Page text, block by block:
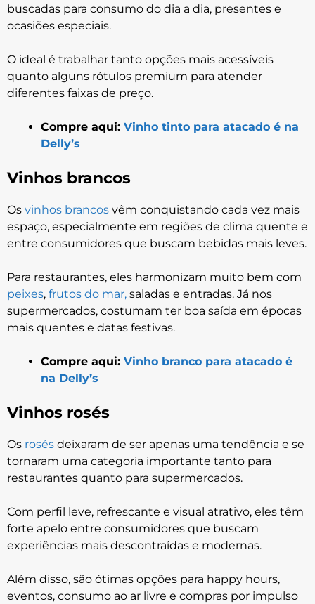
buscadas para consumo do dia a dia, presentes e
ocasiões especiais.
O ideal é trabalhar tanto opções mais acessíveis
quanto alguns rótulos premium para atender
diferentes faixas de preço.
Compre aqui: Vinho tinto para atacado é na
Delly’s
Vinhos brancos
Os vinhos brancos vêm conquistando cada vez mais
espaço, especialmente em regiões de clima quente e
entre consumidores que buscam bebidas mais leves.
Para restaurantes, eles harmonizam muito bem com
peixes, frutos do mar, saladas e entradas. Já nos
supermercados, costumam ter boa saída em épocas
mais quentes e datas festivas.
Compre aqui: Vinho branco para atacado é
na Delly’s
Vinhos rosés
Os rosés deixaram de ser apenas uma tendência e se
tornaram uma categoria importante tanto para
restaurantes quanto para supermercados.
Com perfil leve, refrescante e visual atrativo, eles têm
forte apelo entre consumidores que buscam
experiências mais descontraídas e modernas.
Além disso, são ótimas opções para happy hours,
eventos, consumo ao ar livre e compras por impulso